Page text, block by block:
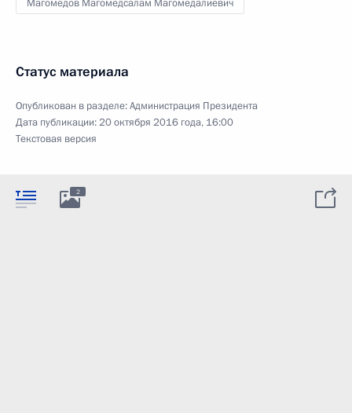
Магомедов Магомедсалам Магомедалиевич
Статус материала
Опубликован в разделе:Администрация Президента
Дата публикации:20 октября 2016 года, 16:00
Текстовая версия
2